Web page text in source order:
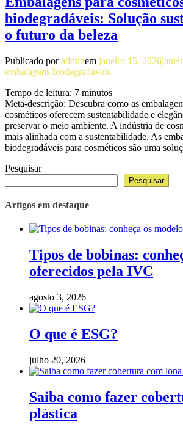
biodegradáveis: Solução
o futuro da beleza
Publicado poradminem janeiro 15, 2026
embalagens biodegradáveis
Tempo de leitura: 7 minutos
Meta-descrição: Descubra como as
cosméticos oferecem sustentabilidade e
preservar o meio ambiente. A indústria de
mais alinhada com a sustentabilidade. As
biodegradáveis para cosméticos são uma
Pesquisar
Pesquisar
Artigos em destaque
Tipos de bobinas:
oferecidos pela IVC
agosto 3, 2026
O que é ESG?
julho 20, 2026
Saiba como fazer
plástica